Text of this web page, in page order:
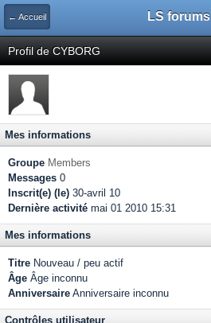
← Accueil LS forums
Profil de CYBORG
Mes informations
Groupe Members
Messages 0
Inscrit(e) (le) 30-avril 10
Dernière activité mai 01 2010 15:31
Mes informations
Titre Nouveau / peu actif
Âge Âge inconnu
Anniversaire Anniversaire inconnu
Contrôles utilisateur